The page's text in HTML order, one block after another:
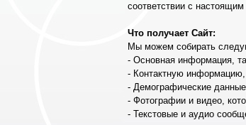
соответствии с
Что получает Сайт:
Мы можем собирать
- Основная информация,
- Контактную информацию,
- Демографические
- Фотографии и видео,
- Текстовые и аудио